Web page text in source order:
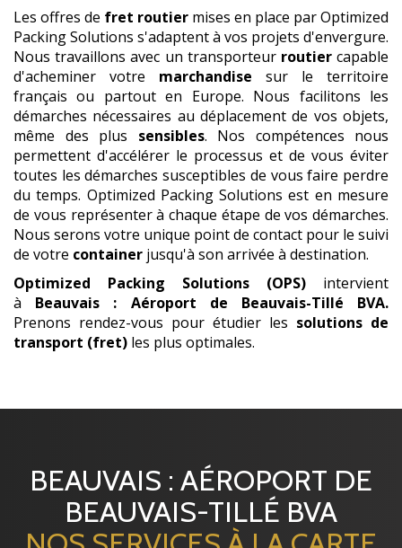
Les offres de fret routier mises en place par Optimized
Packing Solutions s'adaptent à vos projets d'envergure.
Nous travaillons avec un transporteurroutiercapable
d'acheminer votre marchandise sur le territoire
français ou partout en Europe. Nous facilitons les
démarches nécessaires au déplacement de vos objets,
même des plus sensibles. Nos compétences nous
permettent d'accélérer le processus et de vous éviter
toutes les démarches susceptibles de vous faire perdre
du temps. Optimized Packing Solutions est en mesure
de vous représenter à chaque étape de vos démarches.
Nous serons votre unique point de contact pour le suivi
de votre container jusqu'à son arrivée à destination.
Optimized Packing Solutions (OPS) intervient
à Beauvais : Aéroport de Beauvais-Tillé BVA.
Prenons rendez-vous pour étudier les solutions de
transport (fret) les plus optimales.
BEAUVAIS : AÉROPORT DE
BEAUVAIS-TILLÉ BVA